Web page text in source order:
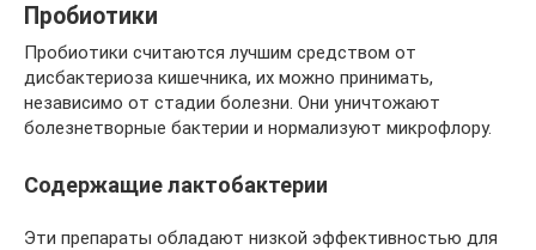
Пробиотики
Пробиотики считаются лучшим средством от
дисбактериоза кишечника, их можно принимать,
независимо от стадии болезни. Они уничтожают
болезнетворные бактерии и нормализуют микрофлору.
Содержащие лактобактерии
Эти препараты обладают низкой эффективностью для